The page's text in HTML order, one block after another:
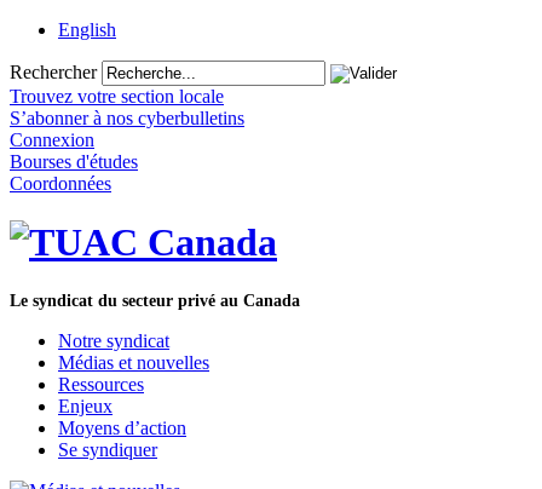
English
Rechercher
Trouvez votre section locale
S’abonner à nos cyberbulletins
Connexion
Bourses d'études
Coordonnées
Le syndicat du secteur privé au Canada
Notre syndicat
Médias et nouvelles
Ressources
Enjeux
Moyens d’action
Se syndiquer